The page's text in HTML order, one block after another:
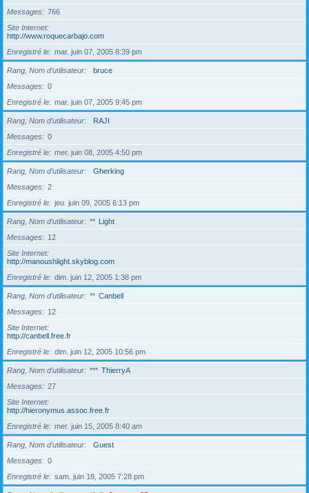
Messages
766
Site Internet
http://www.roquecarbajo.com
Enregistré le
mar. juin 07, 2005 8:39 pm
Rang, Nom d’utilisateur
bruce
Messages
0
Enregistré le
mar. juin 07, 2005 9:45 pm
Rang, Nom d’utilisateur
RAJI
Messages
0
Enregistré le
mer. juin 08, 2005 4:50 pm
Rang, Nom d’utilisateur
Gherking
Messages
2
Enregistré le
jeu. juin 09, 2005 6:13 pm
Rang, Nom d’utilisateur ** Light
Messages
12
Site Internet
http://manoushlight.skyblog.com
Enregistré le
dim. juin 12, 2005 1:38 pm
Rang, Nom d’utilisateur ** Canbell
Messages
12
Site Internet
http://canbell.free.fr
Enregistré le
dim. juin 12, 2005 10:56 pm
Rang, Nom d’utilisateur *** ThierryA
Messages
27
Site Internet
http://hieronymus.assoc.free.fr
Enregistré le
mer. juin 15, 2005 8:40 am
Rang, Nom d’utilisateur
Guest
Messages
0
Enregistré le
sam. juin 18, 2005 7:28 pm